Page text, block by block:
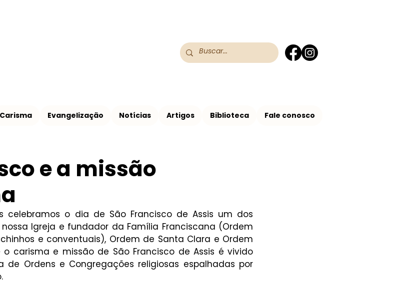
do RS
Carisma Evangelização Notícias Artigos Biblioteca Fale conosco
e a missão
celebramos o dia de São Francisco de Assis um dos
Igreja e fundador da Família Franciscana (Ordem
e conventuais), Ordem de Santa Clara e Ordem
o carisma e missão de São Francisco de Assis é vivido
Ordens e Congregações religiosas espalhadas por